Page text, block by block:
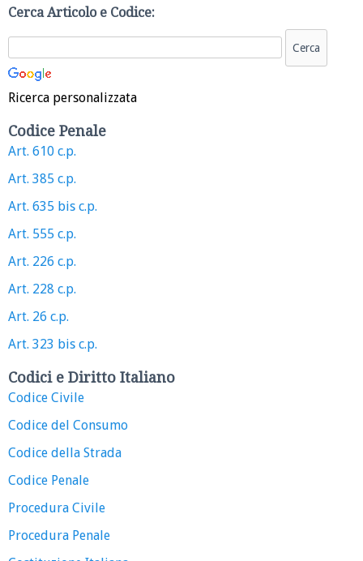
Cerca Articolo e Codice:
Ricerca personalizzata
Codice Penale
Art. 610 c.p.
Art. 385 c.p.
Art. 635 bis c.p.
Art. 555 c.p.
Art. 226 c.p.
Art. 228 c.p.
Art. 26 c.p.
Art. 323 bis c.p.
Codici e Diritto Italiano
Codice Civile
Codice del Consumo
Codice della Strada
Codice Penale
Procedura Civile
Procedura Penale